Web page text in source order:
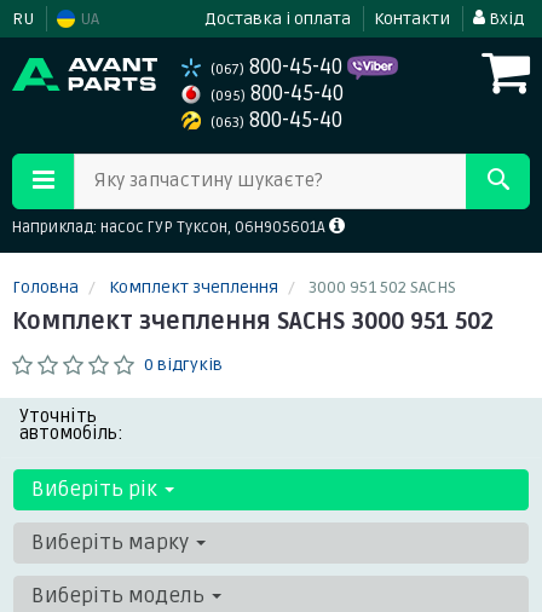
RU UA Доставка і оплата Контакти Вхід
(067) 800-45-40
(095) 800-45-40
(063) 800-45-40
Яку запчастину шукаєте?
Наприклад: насос ГУР Туксон, 06H905601A
Головна Комплект зчеплення 3000 951 502 SACHS
Комплект зчеплення SACHS 3000 951 502
0 відгуків
Уточніть
автомобіль:
Виберіть рік
Виберіть марку
Виберіть модель